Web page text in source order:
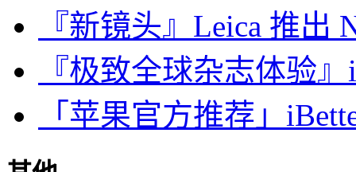
『新镜头』Leica 推出
『极致全球杂志体验
「苹果官方推荐」